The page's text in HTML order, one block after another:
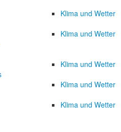
Klima und Wetter
Klima und Wetter
Klima und Wetter
Klima und Wetter
Klima und Wetter